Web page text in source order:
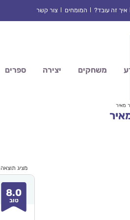
איך זה עובד? המומחים צור קשר
משחקים יצירה ספרים
מאיר
מציג
8.0
טוב